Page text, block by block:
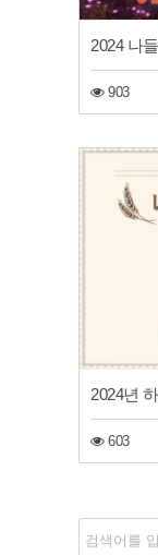
2024 나
903
2024년
603